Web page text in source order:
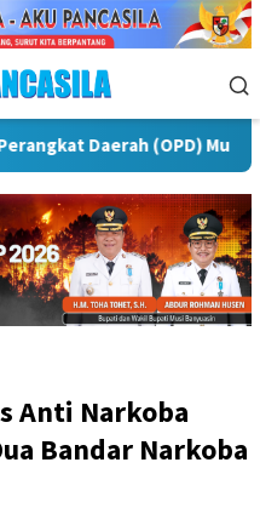
Ke-19, Plt Bupati Rejang
Anti Narkoba
Bandar Narkoba